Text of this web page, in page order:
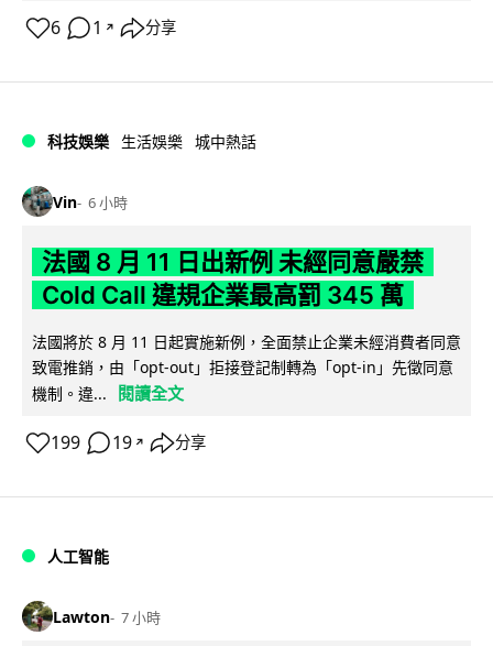
6 1 ↗ 分享
科技娛樂 生活娛樂 城中熱話
Vin 6 小時
法國 8 月 11 日出新例 未經同意嚴禁
Cold Call 違規企業最高罰 345 萬
法國將於 8 月 11 日起實施新例，全面禁止企業未經消費者同意
致電推銷，由「opt-out」拒接登記制轉為「opt-in」先徵同意
機制。違...
閱讀全文
199 19 ↗ 分享
人工智能
Lawton 7 小時